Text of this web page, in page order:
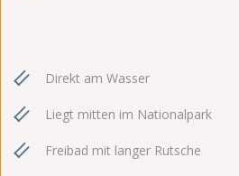
Direkt am Wasser
Liegt mitten im Nationalpark
Freibad mit langer Rutsche